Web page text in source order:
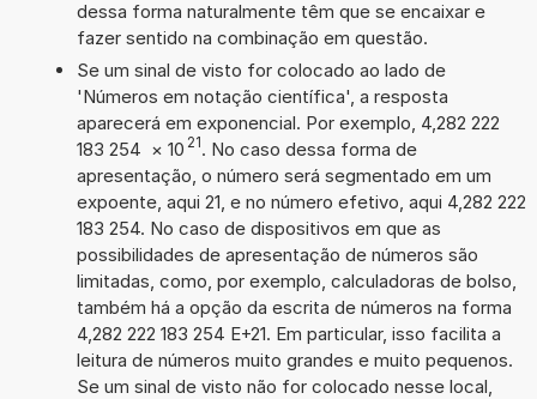
dessa forma naturalmente têm que se encaixar e
fazer sentido na combinação em questão.
Se um sinal de visto for colocado ao lado de
'Números em notação científica', a resposta
aparecerá em exponencial. Por exemplo, 4,282 222
183 254 × 10 21. No caso dessa forma de
apresentação, o número será segmentado em um
expoente, aqui 21, e no número efetivo, aqui 4,282 222
183 254. No caso de dispositivos em que as
possibilidades de apresentação de números são
limitadas, como, por exemplo, calculadoras de bolso,
também há a opção da escrita de números na forma
4,282 222 183 254 E+21. Em particular, isso facilita a
leitura de números muito grandes e muito pequenos.
Se um sinal de visto não for colocado nesse local,